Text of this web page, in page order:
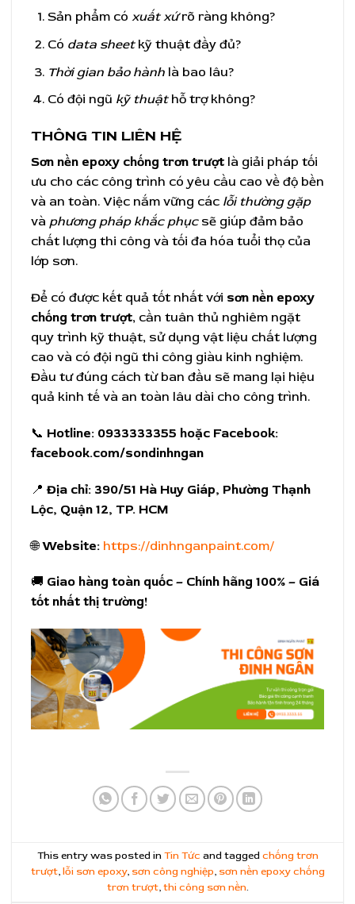
Sản phẩm có xuất xứrõ ràng không?
Có data sheetkỹ thuật đầy đủ?
Thời gian bảo hànhlà bao lâu?
Có đội ngũ kỹ thuậthỗ trợ không?
THÔNG TIN LIÊN HỆ
Sơn nền epoxy chống trơn trượt là giải pháp tối
ưu cho các công trình có yêu cầu cao về độ bền
và an toàn. Việc nắm vững các lỗi thường gặp
và phương pháp khắc phụcsẽ giúp đảm bảo
chất lượng thi công và tối đa hóa tuổi thọ của
lớp sơn.
Để có được kết quả tốt nhất với sơn nền epoxy
chống trơn trượt, cần tuân thủ nghiêm ngặt
quy trình kỹ thuật, sử dụng vật liệu chất lượng
cao và có đội ngũ thi công giàu kinh nghiệm.
Đầu tư đúng cách từ ban đầu sẽ mang lại hiệu
quả kinh tế và an toàn lâu dài cho công trình.
📞 Hotline: 0933333355 hoặc Facebook:
facebook.com/sondinhngan
📍Địa chỉ: 390/51 Hà Huy Giáp, Phường Thạnh
Lộc, Quận 12, TP. HCM
🌐Website: https://dinhnganpaint.com/
🚚 Giao hàng toàn quốc – Chính hãng 100% – Giá
tốt nhất thị trường!
This entry was posted inTin Tức and taggedchống trơn
trượt,lỗi sơn epoxy, sơn công nghiệp, sơn nền epoxy chống
trơn trượt,thi công sơn nền.